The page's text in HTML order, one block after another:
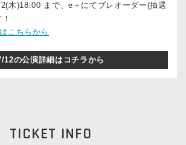
木)18:00 まで、e＋にてプレオーダー(抽選
こちらから
12の公演詳細はコチラから
TICKET INFO